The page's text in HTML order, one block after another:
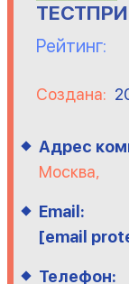
Рейтинг:
Создана:
Адрес
Москва,
Email:
[email
Телефон: